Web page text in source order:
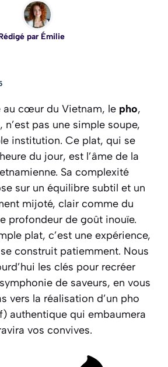
par Émilie
au cœur du Vietnam, le pho,
n’est pas une simple soupe,
institution. Ce plat, qui se
du jour, est l’âme de la
Sa complexité
sur un équilibre subtil et un
mijoté, clair comme du
profondeur de goût inouïe.
plat, c’est une expérience,
construit patiemment. Nous
les clés pour recréer
de saveurs, en vous
vers la réalisation d’un pho
authentique qui embaumera
vos convives.